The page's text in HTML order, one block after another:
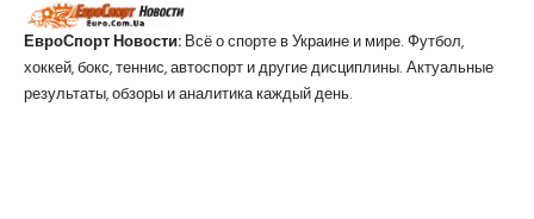
ЕвроСпорт Новости: Всё о спорте в Украине и мире. Футбол,
хоккей, бокс, теннис, автоспорт и другие дисциплины. Актуальные
результаты, обзоры и аналитика каждый день.